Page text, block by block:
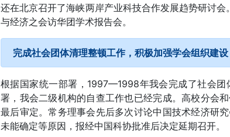
还在北京召开了海峡两岸产业科技合作发展趋势研讨
与经济之会访华团学术报告会。
完成社会团体清理整顿工作，积极加强学会组织建设
根据国家统一部署，1997—1998年我会完成了社会
署，我会二级机构的自查工作也已经完成。高校分会
最后审定。常务理事会先后多次讨论中国技术经济研
未能确定等原因，报经中国科协批准后决定延期召开。